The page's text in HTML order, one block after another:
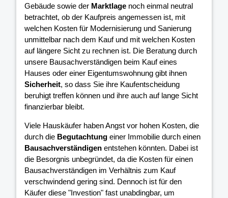
Gebäude sowie der Marktlage noch einmal neutral
betrachtet, ob der Kaufpreis angemessen ist, mit
welchen Kosten für Modernisierung und Sanierung
unmittelbar nach dem Kauf und mit welchen Kosten
auf längere Sicht zu rechnen ist. Die Beratung durch
unsere Bausachverständigen beim Kauf eines
Hauses oder einer Eigentumswohnung gibt ihnen
Sicherheit, so dass Sie ihre Kaufentscheidung
beruhigt treffen können und ihre auch auf lange Sicht
finanzierbar bleibt.
Viele Hauskäufer haben Angst vor hohen Kosten, die
durch die Begutachtung einer Immobilie durch einen
Bausachverständigen entstehen könnten. Dabei ist
die Besorgnis unbegründet, da die Kosten für einen
Bausachverständigen im Verhältnis zum Kauf
verschwindend gering sind. Dennoch ist für den
Käufer diese "Investion" fast unabdingbar, um